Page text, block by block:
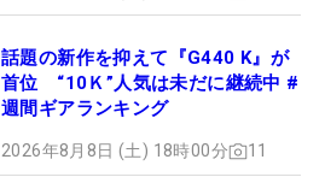
話題の新作を抑えて『G440 K』が
首位 “10Ｋ”人気は未だに継続中 #
週間ギアランキング
2026年8月8日 (土) 18時00分 11